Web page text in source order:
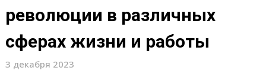
революции в различных
сферах жизни и работы
3 декабря 2023